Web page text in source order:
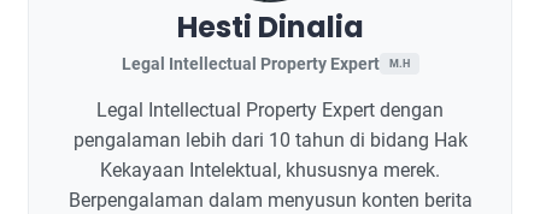
Hesti Dinalia
Legal Intellectual Property Expert M.H
Legal Intellectual Property Expert dengan
pengalaman lebih dari 10 tahun di bidang Hak
Kekayaan Intelektual, khususnya merek.
Berpengalaman dalam menyusun konten berita